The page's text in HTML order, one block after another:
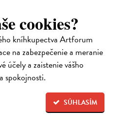
cookies?
kníhkupectva Artforum
na zabezpečenie a meranie
účely a zaistenie vášho
spokojnosti.
SÚHLASÍM
na sklade